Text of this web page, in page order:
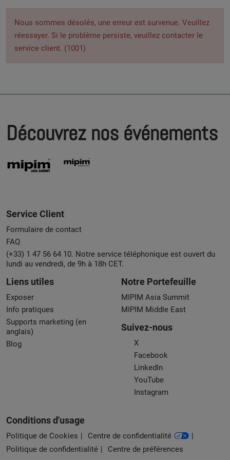
Nous sommes désolés, une erreur est survenue. Veuillez
réessayer. Si le problème persiste, veuillez contacter le
service client. (1001)
Découvrez nos événements
Service Client
Formulaire de contact
FAQ
(+33) 1 47 56 64 10. Notre service téléphonique est ouvert du
lundi au vendredi, de 9h à 18h CET.
Liens utiles
Exposer
Info pratiques
Supports marketing (en
anglais)
Blog
Notre Portefeuille
MIPIM Asia Summit
MIPIM Middle East
Suivez-nous
X
Facebook
LinkedIn
YouTube
Instagram
Conditions d'usage
Politique de Cookies
Centre de confidentialité
Politique de confidentialité
Centre de préférences